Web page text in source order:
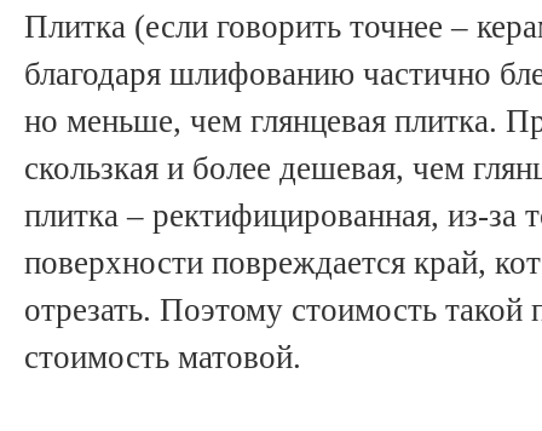
Плитка (если говорить точнее –
благодаря шлифованию частично
но меньше, чем глянцевая плитка.
скользкая и более дешевая, чем
плитка – ректифицированная, из-за
поверхности повреждается край,
отрезать. Поэтому стоимость
стоимость матовой.